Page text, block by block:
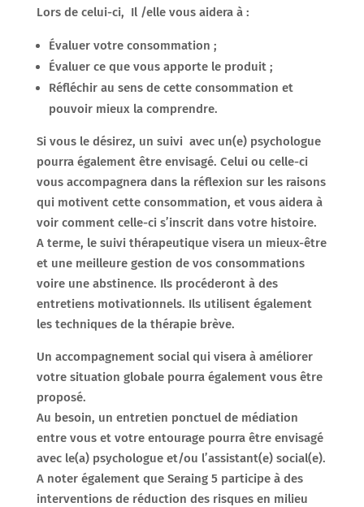
Lors de celui-ci, Il /elle vous aidera à :
Évaluer votre consommation ;
Évaluer ce que vous apporte le produit ;
Réfléchir au sens de cette consommation et
pouvoir mieux la comprendre.
Si vous le désirez, un suivi avec un(e) psychologue
pourra également être envisagé. Celui ou celle-ci
vous accompagnera dans la réflexion sur les raisons
qui motivent cette consommation, et vous aidera à
voir comment celle-ci s’inscrit dans votre histoire.
A terme, le suivi thérapeutique visera un mieux-être
et une meilleure gestion de vos consommations
voire une abstinence. Ils procéderont à des
entretiens motivationnels. Ils utilisent également
les techniques de la thérapie brève.
Un accompagnement social qui visera à améliorer
votre situation globale pourra également vous être
proposé.
Au besoin, un entretien ponctuel de médiation
entre vous et votre entourage pourra être envisagé
avec le(a) psychologue et/ou l’assistant(e) social(e).
A noter également que Seraing 5 participe à des
interventions de réduction des risques en milieu